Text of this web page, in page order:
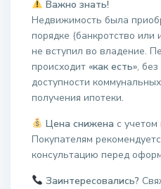
Важно знать!
Недвижимость была
порядке (банкротство
не вступил во владение.
происходит «как есть»,
доступности
получения ипотеки.
Цена снижена с учетом
Покупателям
консультацию перед
Заинтересовались?